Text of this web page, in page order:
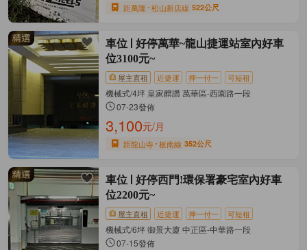
距萬隆 松山新店線 522公尺
車位
好停萬華~龍山捷運站室內好車
位3100元~
屋主直租 近捷運 押一付一 可短租
機械式/4坪 皇家醴讚 萬華區-西園路一段
07-23發佈
3,100元/月
距龍山寺 板南線 352公尺
車位
好停西門!環保署豪宅室內好車
位2200元~
屋主直租 近捷運 押一付一 可短租
機械式/6坪 御景大廈 中正區-中華路一段
07-15發佈